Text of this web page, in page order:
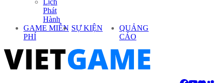
Phát
Hành
GAME MIỄN
PHÍ
SỰ KIỆN
QUẢNG
CÁO